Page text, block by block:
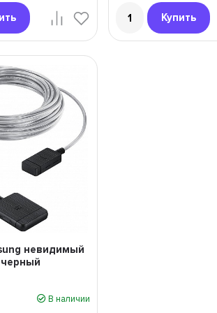
Купить
невидимый
черный
В наличии